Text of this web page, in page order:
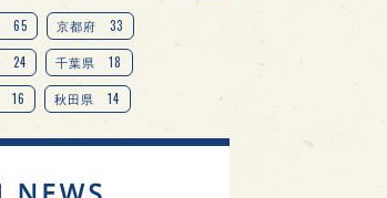
65 京都府 33
24 千葉県 18
16 秋田県 14
14 岐阜県 13